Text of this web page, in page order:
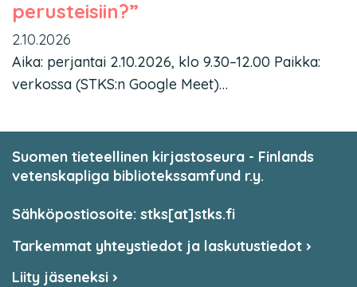
perusteisiin?”
2.10.2026
Aika: perjantai 2.10.2026, klo 9.30–12.00 Paikka:
verkossa (STKS:n Google Meet)…
Suomen tieteellinen kirjastoseura - Finlands
vetenskapliga bibliotekssamfund r.y.
Sähköpostiosoite: stks[at]stks.fi
Tarkemmat yhteystiedot ja laskutustiedot
Liity jäseneksi